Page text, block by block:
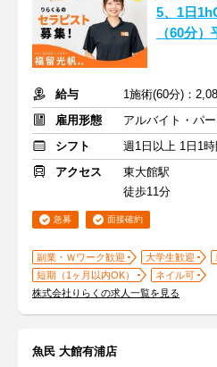
5、1日
（60分
給与
1施術(60分)：
雇用形態
アルバイト・パー
シフト
週1日以上 1日1
アクセス
東大館駅
徒歩11分
急募 面接確約
副業・Ｗワーク歓迎 大学生歓迎
短期（1ヶ月以内OK）
ネイル可
株式会社りらくの求人一覧を見る
魚民 大館有浦店